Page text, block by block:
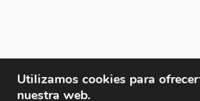
Utilizamos cookies para
nuestra web.